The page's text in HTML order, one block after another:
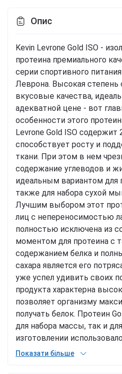
Опис
Kevin Levrone Gold ISO -
протеина премиального
серии спортивного
Леврона. Высокая степень
вкусовые качества,
адекватной цене - вот
особенности этого
Levrone Gold ISO содержит
способствует росту и
ткани. При этом в нем
содержание углеводов и
идеальным вариантом для
также для набора сухой
Лучшим выбором этот
лиц с непереносимостью
полностью исключена из
моментом для протеина с
содержанием белка и
сахара является его
уже успел удивить своих
продукта характерна
позволяет организму
получать белок. Протеин
для набора массы, так и
изготовлении
натуральное сырье.
Показати більше